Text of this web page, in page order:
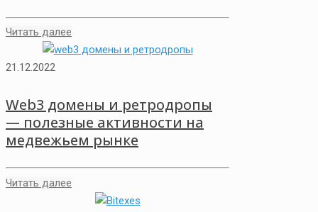
Читать далее
21.12.2022
Web3 домены и ретродропы
— полезные активности на
медвежьем рынке
Читать далее